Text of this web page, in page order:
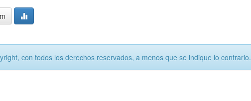
con todos los derechos reservados, a menos que se indique lo contrario.